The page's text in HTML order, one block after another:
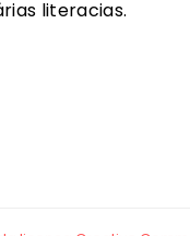
literacias.